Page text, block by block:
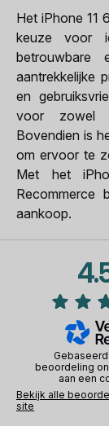
Het iPhone 11
keuze voor
betrouwbare
aantrekkelijke
en
voor zowel
Bovendien is
om ervoor te
Met het
Recommerce
aankoop.
beoordeling
aan een
Bekijk alle
site